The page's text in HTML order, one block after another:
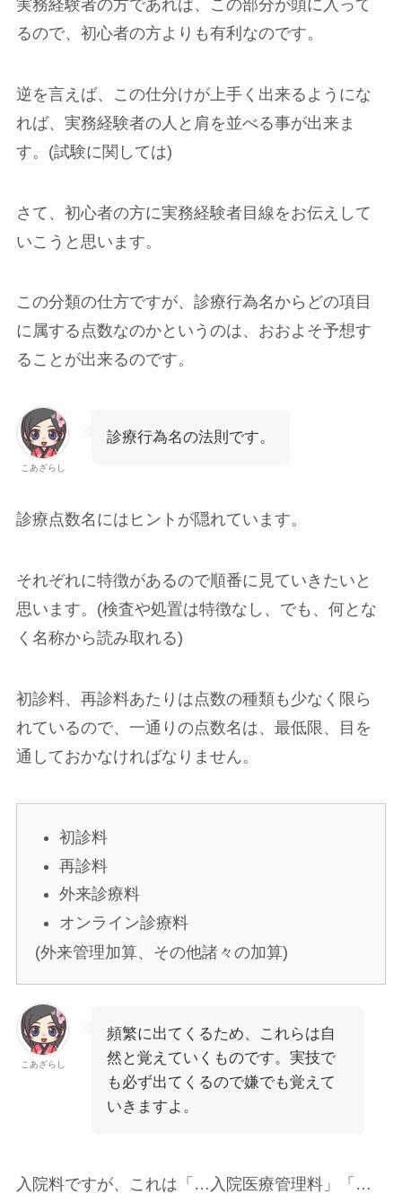
実務経験者の方であれば、この部分が頭に入って
るので、初心者の方よりも有利なのです。
逆を言えば、
この仕分けが上手く出来るようにな
れば、実務経験者の人と肩を並べる事が出来ま
す。(試験に関しては)
さて、初心者の方に実務経験者目線をお伝えして
いこうと思います。
この分類の仕方ですが、診療行為名からどの項目
に属する点数なのかというのは、 おおよそ予想す
ることが出来るのです。
こあざらし
診療行為名の法則です。
診療点数名にはヒントが隠れています。
それぞれに特徴があるので順番に見ていきたいと
思います。(検査や処置は特徴なし、でも、何とな
く名称から読み取れる)
初診料、再診料あたりは点数の種類も少なく限ら
れているので、一通りの点数名は、最低限、目を
通しておかなければなりません。
初診料
再診料
外来診療料
オンライン診療料
(外来管理加算、その他諸々の加算)
こあざらし
頻繁に出てくるため、これらは自
然と覚えていくものです。実技で
も必ず出てくるので嫌でも覚えて
いきますよ。
入院料ですが、これは「…入院医療管理料」「…